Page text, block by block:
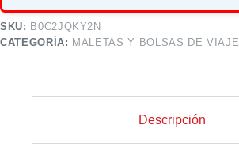
SKU: B0C2JQKY2N
CATEGORÍA: MALETAS Y BOLSAS DE VIAJE
Descripción